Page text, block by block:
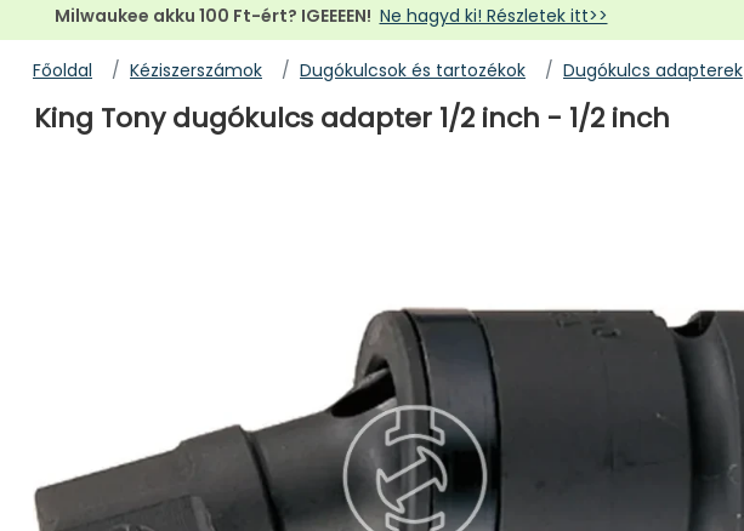
Milwaukee akku 100 Ft-ért? IGEEEEN! Ne hagyd ki! Részletek itt>>
Főoldal Kéziszerszámok Dugókulcsok és tartozékok Dugókulcs adapterek
King Tony dugókulcs adapter 1/2 inch - 1/2 inch